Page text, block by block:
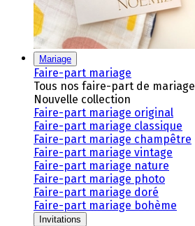
Mariage
Faire-part mariage
Tous nos faire-part de mariage
Nouvelle collection
Faire-part mariage original
Faire-part mariage classique
Faire-part mariage champêtre
Faire-part mariage vintage
Faire-part mariage nature
Faire-part mariage photo
Faire-part mariage doré
Faire-part mariage bohème
Invitations